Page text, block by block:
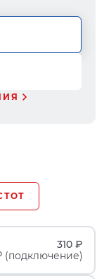
310 ₽
(подключение)